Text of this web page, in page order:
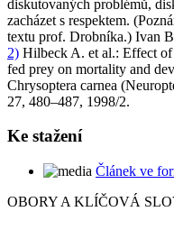
diskutovaných problémů,
zacházet s respektem.
textu prof. Drobníka.) Ivan
2) Hilbeck A. et al.: Effect of
fed prey on mortality and
Chrysoptera carnea
27, 480–487, 1998/2.
Ke stažení
Článek ve
OBORY A KLÍČOVÁ